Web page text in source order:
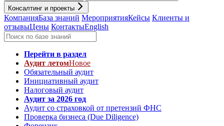
Консалтинг и проекты
КомпанияБаза знаний МероприятияКейсы Клиенты и
отзывыЦены КонтактыEnglish
Перейти в раздел
Аудит летомНовое
Обязательный аудит
Инициативный аудит
Налоговый аудит
Аудит за 2026 год
Аудит со страховкой от претензий ФНС
Проверка бизнеса (Due Diligence)